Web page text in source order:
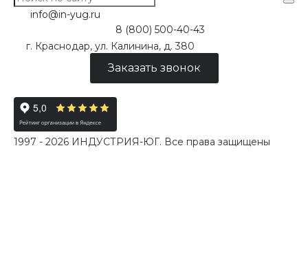
info@in-yug.ru
8 (800) 500-40-43
г. Краснодар, ул. Калинина, д. 380
Заказать звонок
1997 - 2026 ИНДУСТРИЯ-ЮГ. Все права защищены